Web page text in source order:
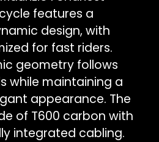
features a
design, with
for fast riders.
geometry follows
while maintaining a
appearance. The
of T600 carbon with
integrated cabling.